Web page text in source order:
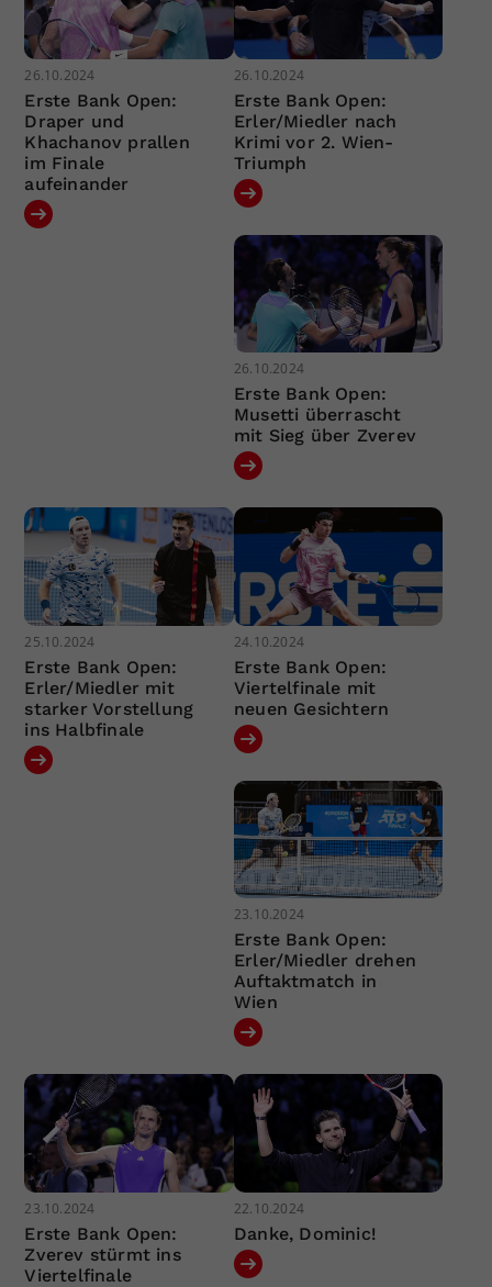
26.10.2024
Erste Bank Open:
Draper und
Khachanov prallen
im Finale
aufeinander
26.10.2024
Erste Bank Open:
Erler/Miedler nach
Krimi vor 2. Wien-
Triumph
26.10.2024
Erste Bank Open:
Musetti überrascht
mit Sieg über Zverev
25.10.2024
Erste Bank Open:
Erler/Miedler mit
starker Vorstellung
ins Halbfinale
24.10.2024
Erste Bank Open:
Viertelfinale mit
neuen Gesichtern
23.10.2024
Erste Bank Open:
Erler/Miedler drehen
Auftaktmatch in
Wien
23.10.2024
Erste Bank Open:
Zverev stürmt ins
Viertelfinale
22.10.2024
Danke, Dominic!